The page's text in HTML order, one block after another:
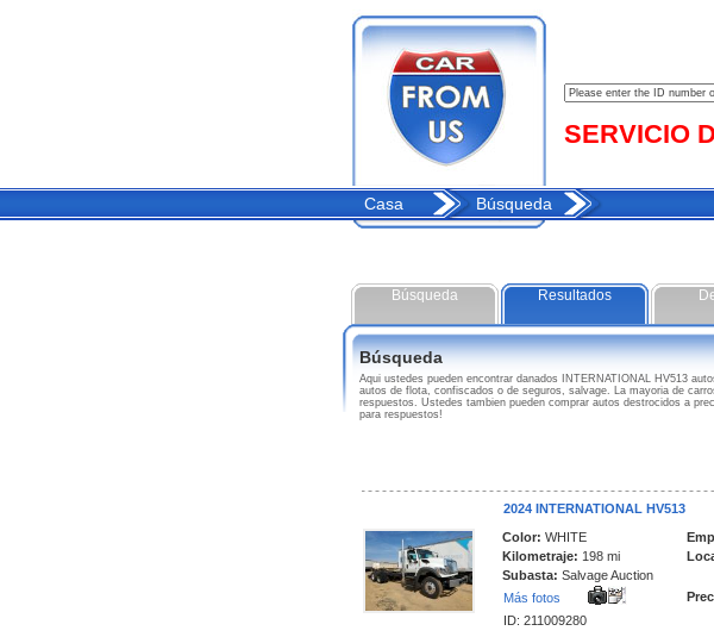
SERVICIO
Casa Búsqueda
Búsqueda Resultados
Búsqueda
Aqui ustedes pueden encontrar danados INTERNATIONAL HV513
autos de flota, confiscados o de seguros, salvage. La mayoria de
respuestos. Ustedes tambien pueden comprar autos destrocidos a
para respuestos!
2024 INTERNATIONAL HV513
Color: WHITE
Kilometraje: 198 mi
Subasta: Salvage Auction
Más fotos
ID: 211009280